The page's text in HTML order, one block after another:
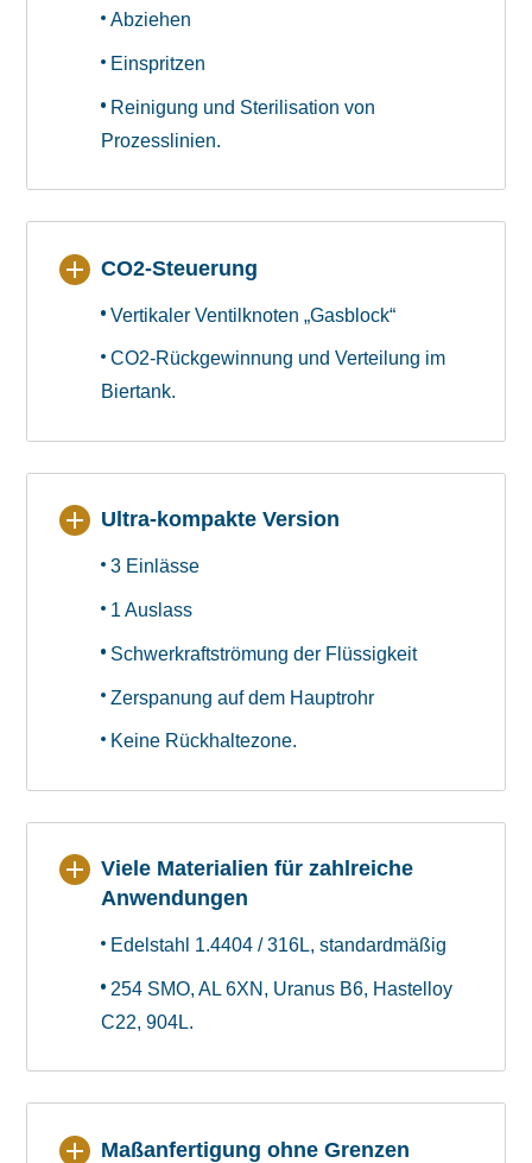
Abziehen
Einspritzen
Reinigung und Sterilisation von
Prozesslinien.
CO2-Steuerung
Vertikaler Ventilknoten „Gasblock“
CO2-Rückgewinnung und Verteilung im
Biertank.
Ultra-kompakte Version
3 Einlässe
1 Auslass
Schwerkraftströmung der Flüssigkeit
Zerspanung auf dem Hauptrohr
Keine Rückhaltezone.
Viele Materialien für zahlreiche
Anwendungen
Edelstahl 1.4404 / 316L, standardmäßig
254 SMO, AL 6XN, Uranus B6, Hastelloy
C22, 904L.
Maßanfertigung ohne Grenzen